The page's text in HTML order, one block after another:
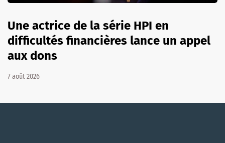
Une actrice de la série HPI en
difficultés financières lance un appel
aux dons
7 août 2026